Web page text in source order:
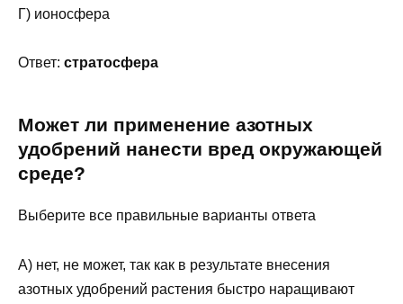
Г) ионосфера
Ответ: стратосфера
Может ли применение азотных
удобрений нанести вред окружающей
среде?
Выберите все правильные варианты ответа
А) нет, не может, так как в результате внесения
азотных удобрений растения быстро наращивают